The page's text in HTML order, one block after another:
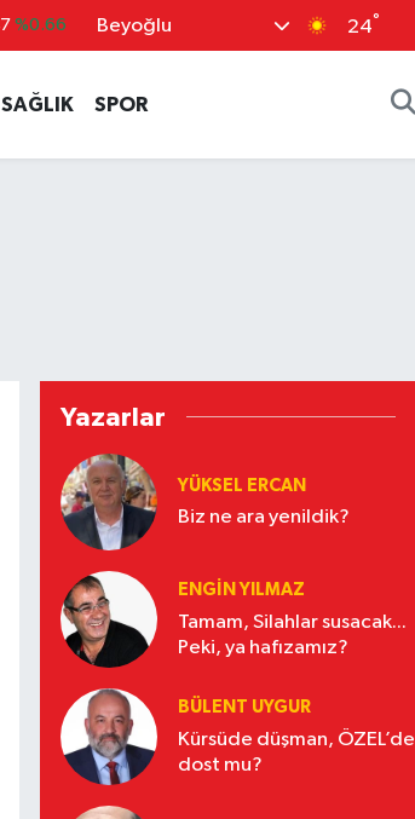
Beyoğlu 24°
SAĞLIK SPOR
Yazarlar
YÜKSEL ERCAN
Biz ne ara yenildik?
ENGİN YILMAZ
Tamam, Silahlar susacak...
Peki, ya hafızamız?
BÜLENT UYGUR
Kürsüde düşman, ÖZEL’de
dost mu?